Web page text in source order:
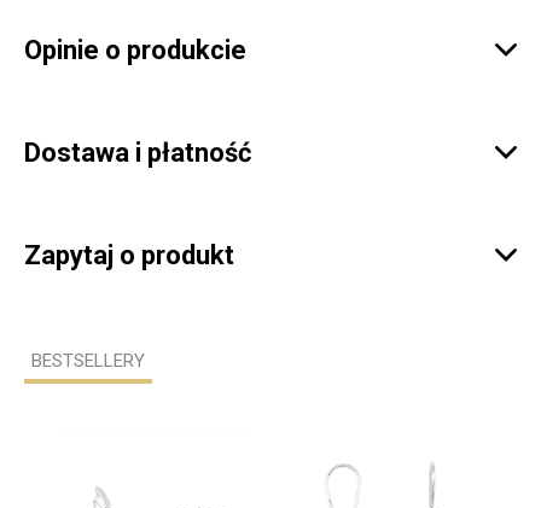
Opinie o produkcie 
Dostawa i płatność 
Zapytaj o produkt 
BESTSELLERY